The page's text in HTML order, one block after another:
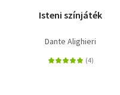
Isteni színjáték
Dante Alighieri